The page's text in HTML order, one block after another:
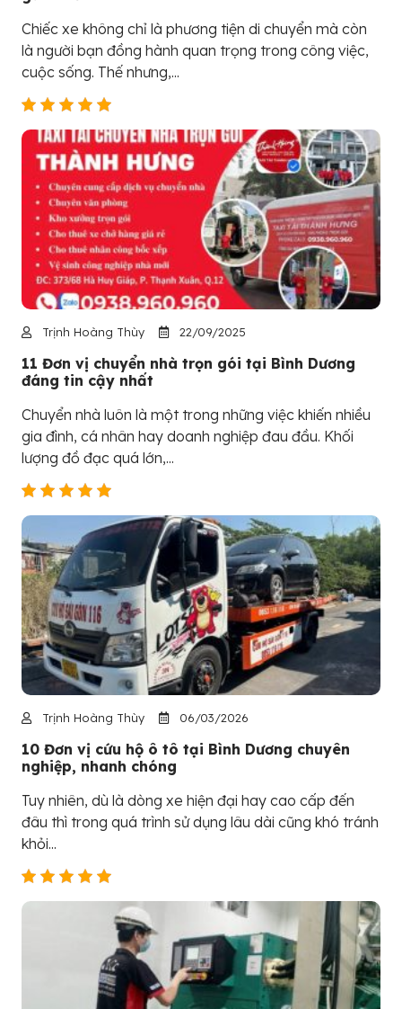
Chiếc xe không chỉ là phương tiện di chuyển mà còn
là người bạn đồng hành quan trọng trong công việc,
cuộc sống. Thế nhưng,...
Trịnh Hoàng Thùy 22/09/2025
11 Đơn vị chuyển nhà trọn gói tại Bình Dương
đáng tin cậy nhất
Chuyển nhà luôn là một trong những việc khiến nhiều
gia đình, cá nhân hay doanh nghiệp đau đầu. Khối
lượng đồ đạc quá lớn,...
Trịnh Hoàng Thùy 06/03/2026
10 Đơn vị cứu hộ ô tô tại Bình Dương chuyên
nghiệp, nhanh chóng
Tuy nhiên, dù là dòng xe hiện đại hay cao cấp đến
đâu thì trong quá trình sử dụng lâu dài cũng khó tránh
khỏi...